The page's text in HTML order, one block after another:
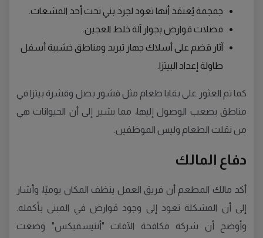
جمجمة يُعتقد أنها تعود لجرذ بني تحت أحد المشعات.
فضلات قوارض بجوار آلة خلط العجين.
آثار قضم على أسلاك جهاز تبريد ومناطق خشبية أسفل
طاولة إعداد البيتزا.
كما تم العثور على بقايا طعام مثل قشور بصل وقشرة بيتزا في
مناطق يصعب الوصول إليها، مما يشير إلى أن الحيوانات هي
من نقلت الطعام وليس الموظفين.
دفاع المالك
أكد مالك المطعم أن فريق العمل ينظف المكان يوميًا، وأشار
إلى أن المشكلة تعود إلى وجود قوارض في المبنى بأكمله.
وأوضح أن شركة مكافحة الآفات "أنتيسميكس" وضعت